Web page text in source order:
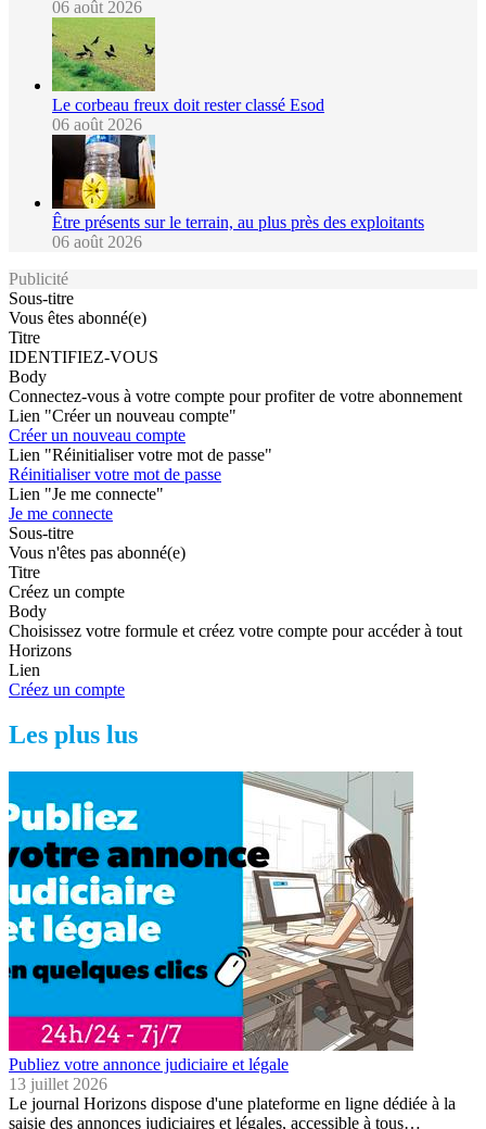
06 août 2026
Le corbeau freux doit rester classé Esod
06 août 2026
Être présents sur le terrain, au plus près des exploitants
06 août 2026
Publicité
Sous-titre
Vous êtes abonné(e)
Titre
IDENTIFIEZ-VOUS
Body
Connectez-vous à votre compte pour profiter de votre abonnement
Lien "Créer un nouveau compte"
Créer un nouveau compte
Lien "Réinitialiser votre mot de passe"
Réinitialiser votre mot de passe
Lien "Je me connecte"
Je me connecte
Sous-titre
Vous n'êtes pas abonné(e)
Titre
Créez un compte
Body
Choisissez votre formule et créez votre compte pour accéder à tout
Horizons
Lien
Créez un compte
Les plus lus
Publiez votre annonce judiciaire et légale
13 juillet 2026
Le journal Horizons dispose d'une plateforme en ligne dédiée à la
saisie des annonces judiciaires et légales, accessible à tous…